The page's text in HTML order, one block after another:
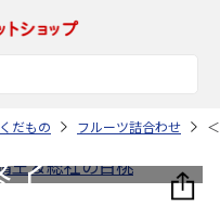
くだもの フルーツ詰合わせ